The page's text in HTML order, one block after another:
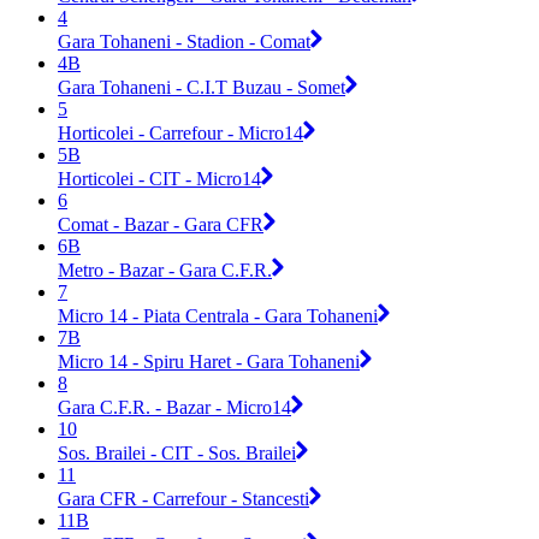
4
Gara Tohaneni - Stadion - Comat
4B
Gara Tohaneni - C.I.T Buzau - Somet
5
Horticolei - Carrefour - Micro14
5B
Horticolei - CIT - Micro14
6
Comat - Bazar - Gara CFR
6B
Metro - Bazar - Gara C.F.R.
7
Micro 14 - Piata Centrala - Gara Tohaneni
7B
Micro 14 - Spiru Haret - Gara Tohaneni
8
Gara C.F.R. - Bazar - Micro14
10
Sos. Brailei - CIT - Sos. Brailei
11
Gara CFR - Carrefour - Stancesti
11B